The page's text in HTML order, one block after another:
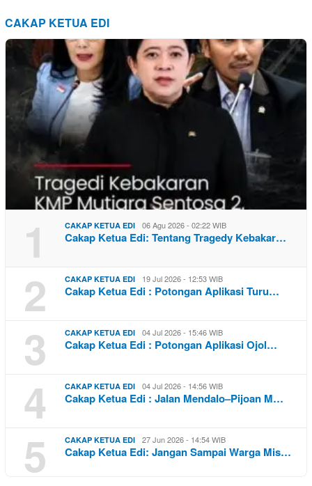
CAKAP KETUA EDI
1 CAKAP KETUA EDI 06 Agu 2026 - 02:22 WIB
Cakap Ketua Edi: Tentang Tragedy Kebakar…
2 CAKAP KETUA EDI 19 Jul 2026 - 12:53 WIB
Cakap Ketua Edi : Potongan Aplikasi Turu…
3 CAKAP KETUA EDI 04 Jul 2026 - 15:46 WIB
Cakap Ketua Edi : Potongan Aplikasi Ojol…
4 CAKAP KETUA EDI 04 Jul 2026 - 14:56 WIB
Cakap Ketua Edi : Jalan Mendalo–Pijoan M…
5 CAKAP KETUA EDI 27 Jun 2026 - 14:54 WIB
Cakap Ketua Edi: Jangan Sampai Warga Mis…